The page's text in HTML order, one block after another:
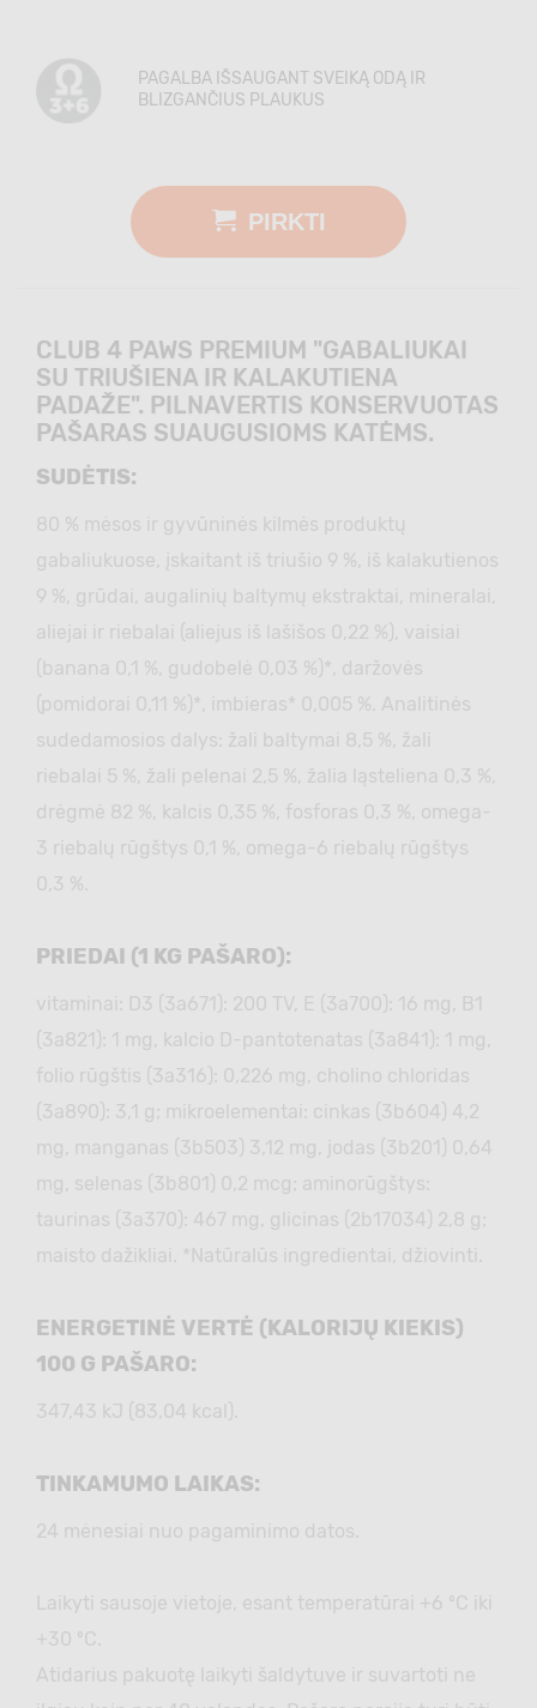
PAGALBA IŠSAUGANT SVEIKĄ ODĄ IR
BLIZGANČIUS PLAUKUS
PIRKTI
CLUB 4 PAWS PREMIUM "GABALIUKAI
SU TRIUŠIENA IR KALAKUTIENA
PADAŽE". PILNAVERTIS KONSERVUOTAS
PAŠARAS SUAUGUSIOMS KATĖMS.
SUDĖTIS:
80 % mėsos ir gyvūninės kilmės produktų
gabaliukuose, įskaitant iš triušio 9 %, iš kalakutienos
9 %, grūdai, augalinių baltymų ekstraktai, mineralai,
aliejai ir riebalai (aliejus iš lašišos 0,22 %), vaisiai
(banana 0,1 %, gudobelė 0,03 %)*, daržovės
(pomidorai 0,11 %)*, imbieras* 0,005 %. Analitinės
sudedamosios dalys: žali baltymai 8,5 %, žali
riebalai 5 %, žali pelenai 2,5 %, žalia ląsteliena 0,3 %,
drėgmė 82 %, kalcis 0,35 %, fosforas 0,3 %, omega-
3 riebalų rūgštys 0,1 %, omega-6 riebalų rūgštys
0,3 %.
PRIEDAI (1 KG PAŠARO):
vitaminai: D3 (3а671): 200 TV, E (3а700): 16 mg, B1
(3а821): 1 mg, kalcio D-pantotenatas (3а841): 1 mg,
folio rūgštis (3а316): 0,226 mg, cholino chloridas
(3а890): 3,1 g; mikroelementai: cinkas (3b604) 4,2
mg, manganas (3b503) 3,12 mg, jodas (3b201) 0,64
mg, selenas (3b801) 0,2 mcg; aminorūgštys:
taurinas (3а370): 467 mg, glicinas (2b17034) 2,8 g;
maisto dažikliai. *Natūralūs ingredientai, džiovinti.
ENERGETINĖ VERTĖ (KALORIJŲ KIEKIS)
100 G PAŠARO:
347,43 kJ (83,04 kcal).
TINKAMUMO LAIKAS:
24 mėnesiai nuo pagaminimo datos.
Laikyti sausoje vietoje, esant temperatūrai +6 ºC iki
+30 ºC.
Atidarius pakuotę laikyti šaldytuve ir suvartoti ne